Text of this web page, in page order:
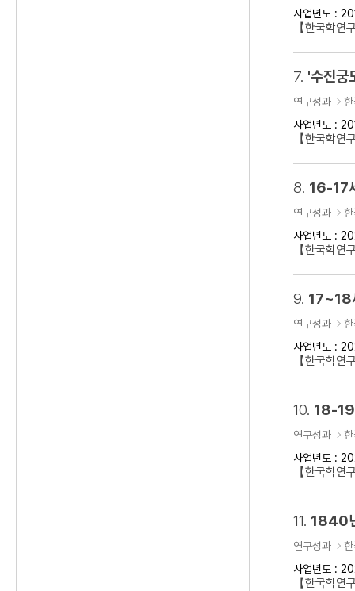
사업년도 :
【한국학
7. '수진
연구성과
사업년도 :
【한국학
8. 16-17
연구성과
사업년도 :
【한국학
9. 17~18
연구성과
사업년도 :
【한국학
10. 18-19
연구성과
사업년도 :
【한국학
11. 1840
연구성과
사업년도 :
【한국학